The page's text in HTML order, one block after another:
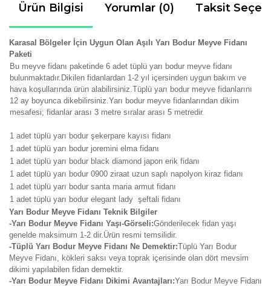
Ürün Bilgisi Yorumlar (0) Taksit
Karasal Bölgeler İçin Uygun Olan Aşılı Yarı Bodur Meyve Fidanı
Paketi
Bu meyve fidanı paketinde 6 adet tüplü yarı bodur meyve fidanı
bulunmaktadır.Dikilen fidanlardan 1-2 yıl içersinden uygun bakım ve
hava koşullarında ürün alabilirsiniz.Tüplü yarı bodur meyve fidanlarını
12 ay boyunca dikebilirsiniz.Yarı bodur meyve fidanlarından dikim
mesafesi; fidanlar arası 3 metre sıralar arası 5 metredir.
1 adet tüplü yarı bodur şekerpare kayısı fidanı
1 adet tüplü yarı bodur joremini elma fidanı
1 adet tüplü yarı bodur black diamond japon erik fidanı
1 adet tüplü yarı bodur 0900 ziraat uzun saplı napolyon kiraz fidanı
1 adet tüplü yarı bodur santa maria armut fidanı
1 adet tüplü yarı bodur elegant lady şeftali fidanı
Yarı Bodur Meyve Fidanı Teknik Bilgiler
-Yarı Bodur Meyve Fidanı Yaşı-Görseli:Gönderilecek fidan yaşı
genelde maksimum 1-2 dir.Ürün resmi temsilidir.
-Tüplü Yarı Bodur Meyve Fidanı Ne Demektir:Tüplü Yarı Bodur
Meyve Fidanı, kökleri saksı veya toprak içerisinde olan dört mevsim
dikimi yapılabilen fidan demektir.
-Yarı Bodur Meyve Fidanı Dikimi Avantajları:Yarı Bodur Meyve Fidanı